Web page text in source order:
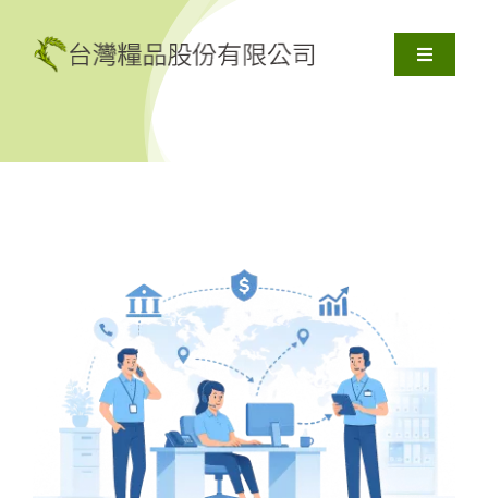
content
Toggle
聯絡我們